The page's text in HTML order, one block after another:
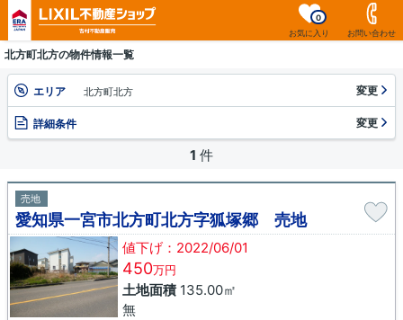
お気に入り
0
お問い合わせ
北方町北方の物件情報一覧
エリア 北方町北方 変更
詳細条件 変更
1 件
売地
愛知県一宮市北方町北方字狐塚郷 売地
値下げ：2022/06/01
450万円
土地面積135.00㎡
無